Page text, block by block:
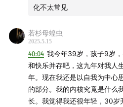
00:12:5335岁困境往往代表了标
00:18:56刘悦笛老师说不存在什
以启发自己
00:24:23 百年前的《新青年》
00:29:58 生活美学对于现代青年
11. 神童故事流传，不仅是传
12. 回看会让我们衰老，而当
13. 青年是人一生中距离哲学最
14. 恋爱是梦，自由是梦，青
15. 年轻人一定是从自我出发
神投射向不同的挑战。
16. 人类可以为AI解禁一切，
17. 李泽厚先生晚年提出的”回
化不太常见
若杉母蝗虫
2025.5.15
40:04 我今年39岁，孩子9岁
和快乐并存吧，这九年对我人
年。现在我还是以自我为中心
的部分。我的内核究竟是什么
长。我觉得我还很年轻，30岁